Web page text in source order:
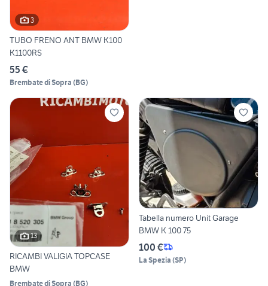
3
TUBO FRENO ANT BMW K100
K1100RS
55 €
Brembate di Sopra (BG)
13
RICAMBI VALIGIA TOPCASE
BMW
Brembate di Sopra (BG)
Tabella numero Unit Garage
BMW K 100 75
100 €
La Spezia (SP)